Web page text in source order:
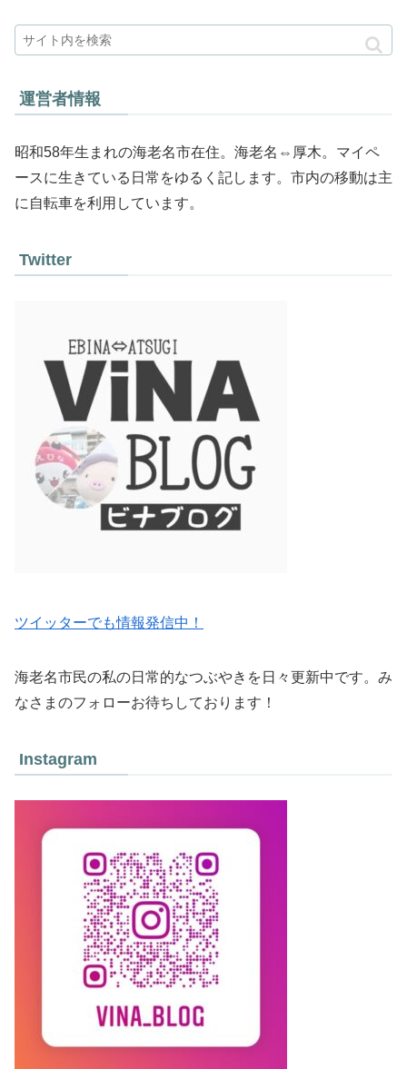
運営者情報
昭和58年生まれの海老名市在住。海老名⇔厚木。マイペ
ースに生きている日常をゆるく記します。市内の移動は主
に自転車を利用しています。
Twitter
ツイッターでも情報発信中！
海老名市民の私の日常的なつぶやきを日々更新中です。み
なさまのフォローお待ちしております！
Instagram